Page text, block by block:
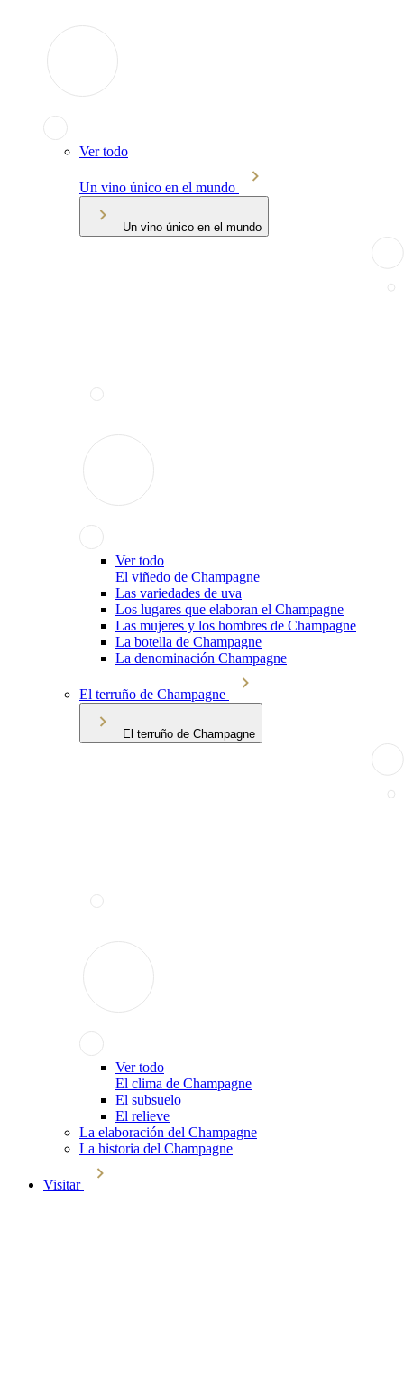
Ver todo
Un vino único en el mundo
Un vino único en el mundo
Ver todo
El viñedo de Champagne
Las variedades de uva
Los lugares que elaboran el Champagne
Las mujeres y los hombres de Champagne
La botella de Champagne
La denominación Champagne
El terruño de Champagne
El terruño de Champagne
Ver todo
El clima de Champagne
El subsuelo
El relieve
La elaboración del Champagne
La historia del Champagne
Visitar